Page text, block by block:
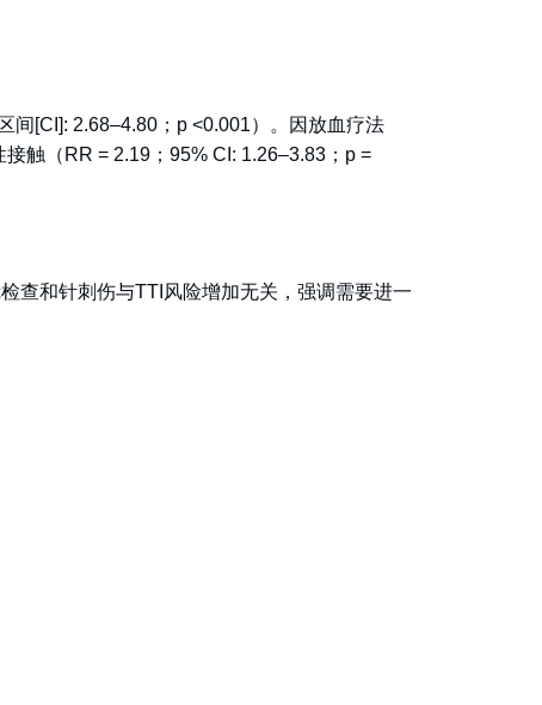
间[CI]: 2.68–4.80；p <0.001）。因放血疗法
触（RR = 2.19；95% CI: 1.26–3.83；p =
查和针刺伤与TTI风险增加无关，强调需要进一